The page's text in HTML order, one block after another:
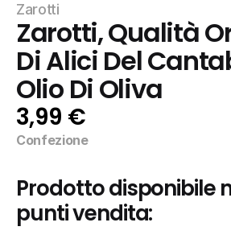
Zarotti
Zarotti, Qualità
Di Alici Del
Olio Di Oliva
3,99 €
Confezione
Prodotto disponibile
punti vendita: